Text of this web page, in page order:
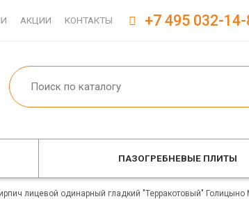
АКЦИИ КОНТАКТЫ +7 495 032-
ПАЗОГРЕБНЕВЫЕ ПЛИТЫ
лицевой одинарный гладкий "Терракотовый" Голицыно